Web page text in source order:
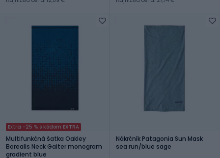
Extra -25 % s kódom EXTRA
Multifunkčná šatka Oakley
Borealis Neck Gaiter monogram
gradient blue
Nákrčník Patagonia Sun Mask
sea run/blue sage